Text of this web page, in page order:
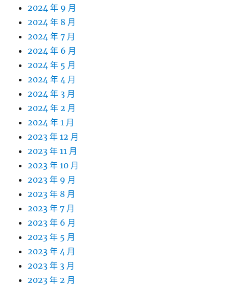
2024 年 9 月
2024 年 8 月
2024 年 7 月
2024 年 6 月
2024 年 5 月
2024 年 4 月
2024 年 3 月
2024 年 2 月
2024 年 1 月
2023 年 12 月
2023 年 11 月
2023 年 10 月
2023 年 9 月
2023 年 8 月
2023 年 7 月
2023 年 6 月
2023 年 5 月
2023 年 4 月
2023 年 3 月
2023 年 2 月